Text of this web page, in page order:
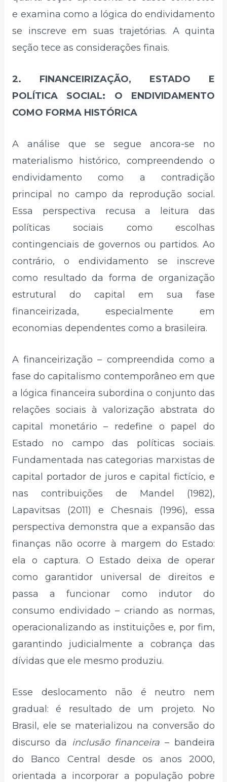
e examina como a lógica do endividamento
se inscreve em suas trajetórias. A quinta
seção tece as considerações finais.
2. FINANCEIRIZAÇÃO, ESTADO E
POLÍTICA SOCIAL: O ENDIVIDAMENTO
COMO FORMA HISTÓRICA
A análise que se segue ancora-se no
materialismo histórico, compreendendo o
endividamento como a contradição
principal no campo da reprodução social.
Essa perspectiva recusa a leitura das
políticas sociais como escolhas
contingenciais de governos ou partidos. Ao
contrário, o endividamento se inscreve
como resultado da forma de organização
estrutural do capital em sua fase
financeirizada, especialmente em
economias dependentes como a brasileira.
A financeirização – compreendida como a
fase do capitalismo contemporâneo em que
a lógica financeira subordina o conjunto das
relações sociais à valorização abstrata do
capital monetário – redefine o papel do
Estado no campo das políticas sociais.
Fundamentada nas categorias marxistas de
capital portador de juros e capital fictício, e
nas contribuições de Mandel (1982),
Lapavitsas (2011) e Chesnais (1996), essa
perspectiva demonstra que a expansão das
finanças não ocorre à margem do Estado:
ela o captura. O Estado deixa de operar
como garantidor universal de direitos e
passa a funcionar como indutor do
consumo endividado – criando as normas,
operacionalizando as instituições e, por fim,
garantindo judicialmente a cobrança das
dívidas que ele mesmo produziu.
Esse deslocamento não é neutro nem
gradual: é resultado de um projeto. No
Brasil, ele se materializou na conversão do
discurso da
inclusão financeira – bandeira
do Banco Central desde os anos 2000,
orientada a incorporar a população pobre